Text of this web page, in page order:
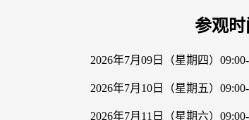
参观时
2026年7月09日（星期四）
2026年7月10日（星期五）
2026年7月11日（星期六）